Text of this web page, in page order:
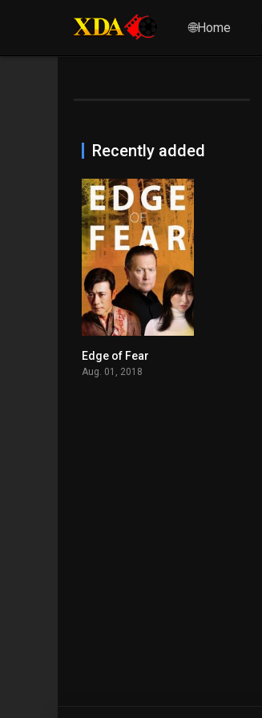
🌐Home
Recently added
Edge of Fear
Aug. 01, 2018